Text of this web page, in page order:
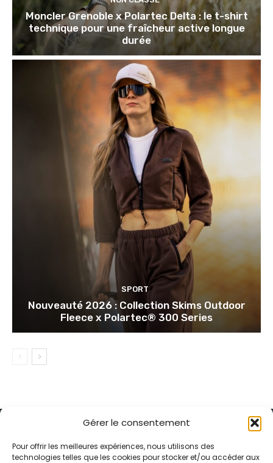
Gérer le consentement
Pour offrir les meilleures expériences, nous utilisons des
technologies telles que les cookies pour stocker et/ou accéder aux
Moncler Grenoble x Polartec Delta : le t-shirt
technique pour une fraîcheur active longue
durée
SPORT
Nouveauté 2026 : Collection Skims Outdoor
Fleece x Polartec® 300 Series